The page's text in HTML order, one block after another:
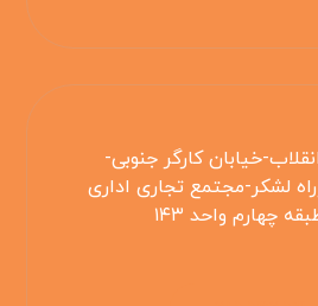
خیابان کارگر جنوبی-
لشکر-مجتمع تجاری اداری
چهارم واحد ۱۴۳